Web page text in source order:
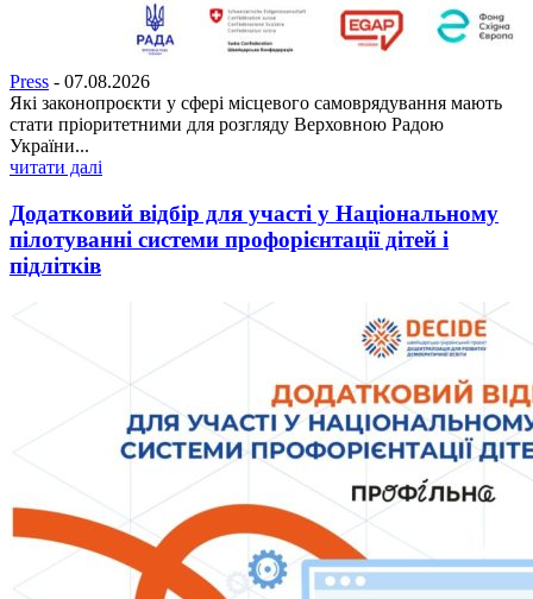
Press - 07.08.2026
Які законопроєкти у сфері місцевого самоврядування мають
стати пріоритетними для розгляду Верховною Радою
України...
читати далі
Додатковий відбір для участі у Національному
пілотуванні системи профорієнтації дітей і
підлітків